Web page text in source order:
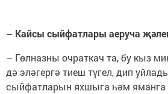
– Кайсы сыйфатлары аеруча
– Гөлназны очраткач та, бу кыз
дә эләгергә тиеш түгел, дип
сыйфатларын яхшыга һәм